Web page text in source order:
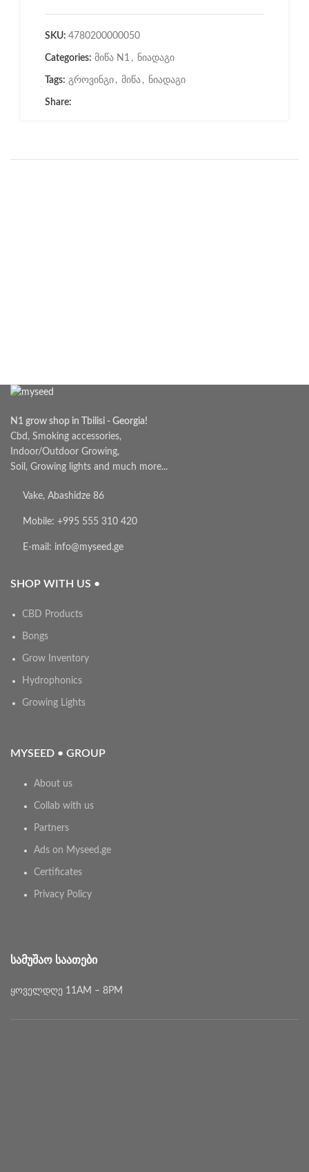
SKU: 4780200000050
Categories: მიწა N1 , ნიადაგი
Tags: გროვინგი , მიწა , ნიადაგი
Share:
N1 grow shop in Tbilisi - Georgia!
Cbd, Smoking accessories,
Indoor/Outdoor Growing,
Soil, Growing lights and much more...
Vake, Abashidze 86
Mobile: +995 555 310 420
E-mail: info@myseed.ge
SHOP WITH US •
CBD Products
Bongs
Grow Inventory
Hydrophonics
Growing Lights
MYSEED • GROUP
About us
Collab with us
Partners
Ads on Myseed.ge
Certificates
Privacy Policy
ᲡᲐᲛᲣᲨᲐᲝ ᲡᲐᲐᲗᲔᲑᲘ
ყოველდღე 11AM – 8PM